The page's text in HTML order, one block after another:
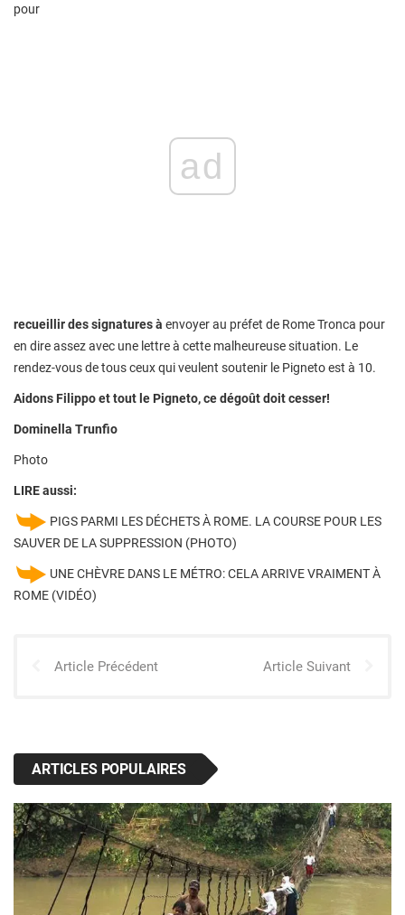
pour
ad
recueillir des signatures à envoyer au préfet de Rome Tronca pour
en dire assez avec une lettre à cette malheureuse situation. Le
rendez-vous de tous ceux qui veulent soutenir le Pigneto est à 10.
Aidons Filippo et tout le Pigneto, ce dégoût doit cesser!
Dominella Trunfio
Photo
LIRE aussi:
PIGS PARMI LES DÉCHETS À ROME. LA COURSE POUR LES
SAUVER DE LA SUPPRESSION (PHOTO)
UNE CHÈVRE DANS LE MÉTRO: CELA ARRIVE VRAIMENT À
ROME (VIDÉO)
Article Précédent Article Suivant
ARTICLES POPULAIRES